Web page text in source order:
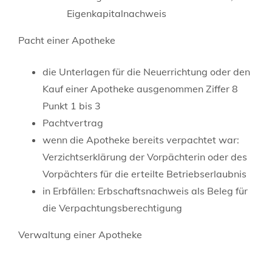
Eigenkapitalnachweis
Pacht einer Apotheke
die Unterlagen für die Neuerrichtung oder den
Kauf einer Apotheke ausgenommen Ziffer 8
Punkt 1 bis 3
Pachtvertrag
wenn die Apotheke bereits verpachtet war:
Verzichtserklärung der Vorpächterin oder des
Vorpächters für die erteilte Betriebserlaubnis
in Erbfällen: Erbschaftsnachweis als Beleg für
die Verpachtungsberechtigung
Verwaltung einer Apotheke